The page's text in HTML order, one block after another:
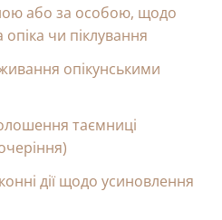
або за особою, щодо
опіка чи піклування
опікунськими
таємниці
дії щодо усиновлення